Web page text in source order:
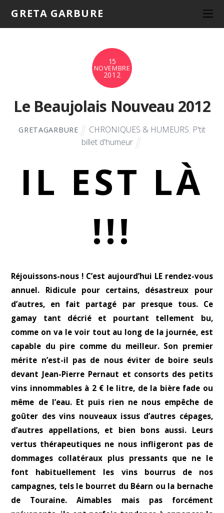
GRETA GARBURE
15
NOVEMBRE
2012
Le Beaujolais Nouveau 2012
GRETAGARBURE CHRONIQUES & HUMEURS, P'tit
billet d'humeur
IL EST LÀ
!!!
Réjouissons-nous ! C’est aujourd’hui LE rendez-vous
annuel. Ridicule pour certains, désastreux pour
d’autres, en fait partagé par presque tous. Ce
gamay tant décrié et pourtant tellement bu,
comme on va le voir tout au long de la journée, est
capable du pire comme du meilleur. Son premier
mérite n’est-il pas de nous éviter de boire seuls
devant Jean-Pierre Pernaut et consorts des petits
vins innommables à 2 € le litre, de la bière fade ou
même de l’eau. Et puis rien ne nous empêche de
goûter des vins nouveaux issus d’autres cépages,
d’autres appellations, et bien bons aussi. Leurs
vertus thérapeutiques ne nous infligeront pas de
dommages collatéraux plus pressants que ne le
font habituellement les vins bourrus de nos
campagnes, tels le bourret du Béarn ou la bernache
de Touraine. Aimables mais pas forcément